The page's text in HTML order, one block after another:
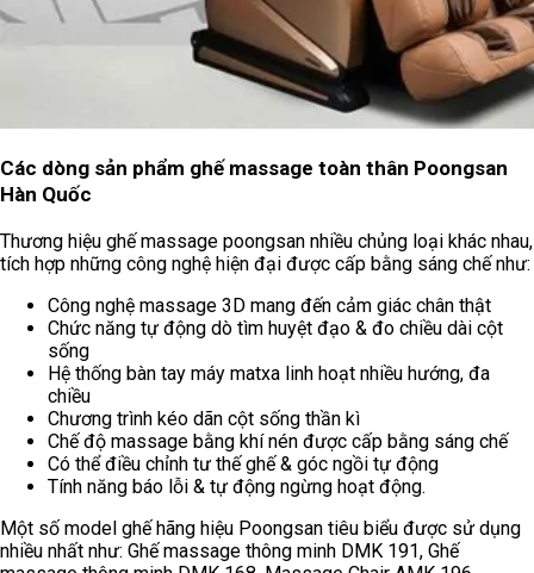
Các dòng sản phẩm ghế massage toàn thân Poongsan
Hàn Quốc
Thương hiệu ghế massage poongsan nhiều chủng loại khác nhau,
tích hợp những công nghệ hiện đại được cấp bằng sáng chế như:
Công nghệ massage 3D mang đến cảm giác chân thật
Chức năng tự động dò tìm huyệt đạo & đo chiều dài cột
sống
Hệ thống bàn tay máy matxa linh hoạt nhiều hướng, đa
chiều
Chương trình kéo dãn cột sống thần kì
Chế độ massage bằng khí nén được cấp bằng sáng chế
Có thể điều chỉnh tư thế ghế & góc ngồi tự động
Tính năng báo lỗi & tự động ngừng hoạt động.
Một số model ghế hãng hiệu Poongsan tiêu biểu được sử dụng
nhiều nhất như: Ghế massage thông minh DMK 191, Ghế